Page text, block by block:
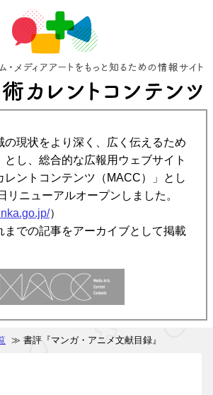
の現状をより深く、広く伝えるため
し、総合的な広報用ウェブサイト
レントコンテンツ（MACC）」とし
リニューアルオープンしました。
）
までの記事をアーカイブとして掲載
≫ 書評『マンガ・アニメ文献目録』